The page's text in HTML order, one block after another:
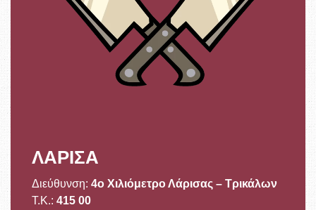
ΛΑΡΙΣΑ
Διεύθυνση: 4ο Χιλιόμετρο Λάρισας – Τρικάλων
Τ.Κ.: 415 00